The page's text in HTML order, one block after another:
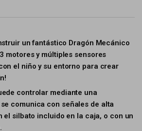
un fantástico Dragón Mecánico
motores y múltiples sensores
el niño y su entorno para crear
controlar mediante una
comunica con señales de alta
el silbato incluido en la caja, o con un